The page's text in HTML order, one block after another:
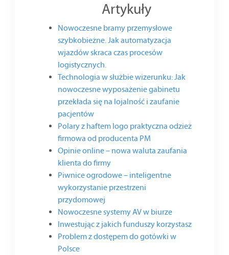
Artykuły
Nowoczesne bramy przemysłowe
szybkobieżne. Jak automatyzacja
wjazdów skraca czas procesów
logistycznych.
Technologia w służbie wizerunku: Jak
nowoczesne wyposażenie gabinetu
przekłada się na lojalność i zaufanie
pacjentów
Polary z haftem logo praktyczna odzież
firmowa od producenta PM
Opinie online – nowa waluta zaufania
klienta do firmy
Piwnice ogrodowe – inteligentne
wykorzystanie przestrzeni
przydomowej
Nowoczesne systemy AV w biurze
Inwestując z jakich funduszy korzystasz
Problem z dostępem do gotówki w
Polsce